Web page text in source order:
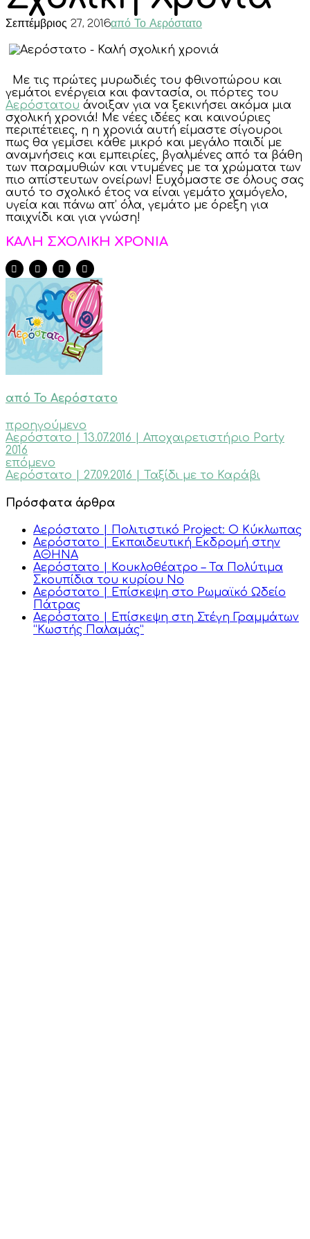
Σεπτέμβριος 27, 2016από Το Αερόστατο
Με τις πρώτες μυρωδιές του φθινοπώρου και
γεμάτοι ενέργεια και φαντασία, οι πόρτες του
Αερόστατου άνοιξαν για να ξεκινήσει ακόμα μια
σχολική χρονιά! Με νέες ιδέες και καινούριες
περιπέτειες, η η χρονιά αυτή είμαστε σίγουροι
πως θα γεμίσει κάθε μικρό και μεγάλο παιδί με
αναμνήσεις και εμπειρίες, βγαλμένες από τα βάθη
των παραμυθιών και ντυμένες με τα χρώματα των
πιο απίστευτων ονείρων! Ευχόμαστε σε όλους σας
αυτό το σχολικό έτος να είναι γεμάτο χαμόγελο,
υγεία και πάνω απ’ όλα, γεμάτο με όρεξη για
παιχνίδι και για γνώση!
ΚΑΛΗ ΣΧΟΛΙΚΗ ΧΡΟΝΙΑ
από Το Αερόστατο
προηγούμενο
Αερόστατο | 13.07.2016 | Αποχαιρετιστήριο Party
2016
επόμενο
Αερόστατο | 27.09.2016 | Ταξίδι με το Καράβι
Πρόσφατα άρθρα
Αερόστατο | Πολιτιστικό Project: Ο Κύκλωπας
Αερόστατο | Εκπαιδευτική Εκδρομή στην
ΑΘΗΝΑ
Αερόστατο | Κουκλοθέατρο – Τα Πολύτιμα
Σκουπίδια του κυρίου Νο
Αερόστατο | Επίσκεψη στο Ρωμαϊκό Ωδείο
Πάτρας
Αερόστατο | Επίσκεψη στη Στέγη Γραμμάτων
“Κωστής Παλαμάς”